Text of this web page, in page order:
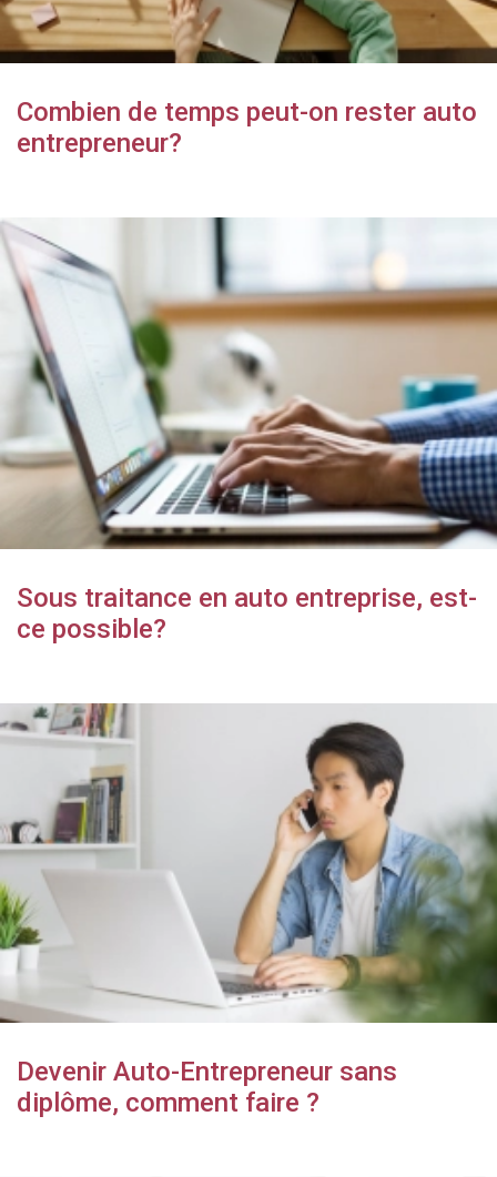
Combien de temps peut-on rester auto
entrepreneur?
Sous traitance en auto entreprise, est-
ce possible?
Devenir Auto-Entrepreneur sans
diplôme, comment faire ?